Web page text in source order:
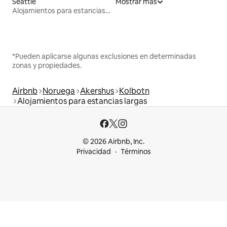
Alojamientos para estancias largas
*Pueden aplicarse algunas exclusiones en determinadas
zonas y propiedades.
Airbnb Noruega Akershus Kolbotn
Alojamientos para estancias largas
© 2026 Airbnb, Inc.
Privacidad
Términos